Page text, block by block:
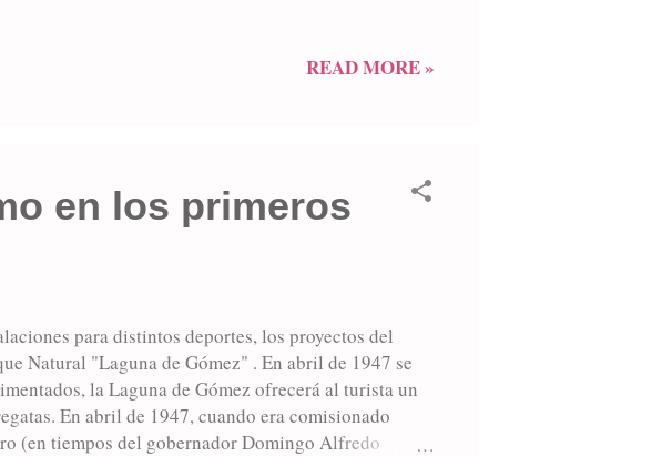
el paso del primer mandatario por la ciudad, “en
READ MORE »
en los primeros
para distintos deportes, los proyectos del
Natural "Laguna de Gómez" . En abril de 1947 se
la Laguna de Gómez ofrecerá al turista un
En abril de 1947, cuando era comisionado
(en tiempos del gobernador Domingo Alfredo